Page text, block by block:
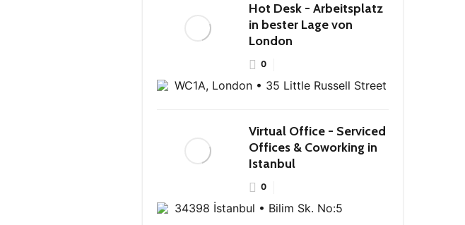
Hot Desk - Arbeitsplatz
in bester Lage von
London
0
WC1A, London • 35 Little Russell Street
Virtual Office - Serviced
Offices & Coworking in
Istanbul
0
34398 İstanbul • Bilim Sk. No:5